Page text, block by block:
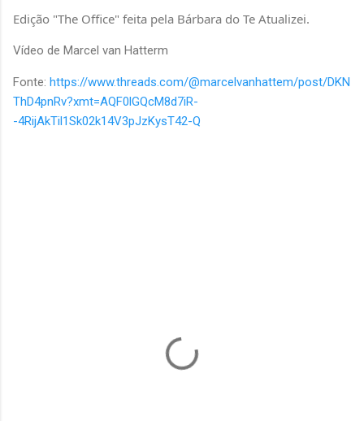
Edição "The Office" feita pela Bárbara do Te Atualizei.
Vídeo de Marcel van Hatterm
Fonte: https://www.threads.com/@marcelvanhattem/post/DKN
ThD4pnRv?xmt=AQF0lGQcM8d7iR-
-4RijAkTil1Sk02k14V3pJzKysT42-Q